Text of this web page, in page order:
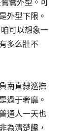
鴦外型。可
外型下限。
可以想象一
多么壯不
南直隸巡撫
過于奢靡。
通人一天也
為清楚饞，